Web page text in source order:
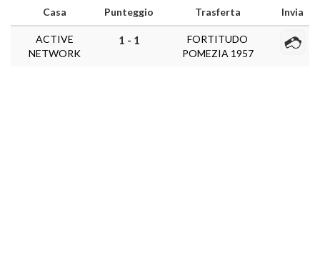
Casa
Punteggio Trasferta Invia
ACTIVE
NETWORK
1 - 1
FORTITUDO
POMEZIA 1957